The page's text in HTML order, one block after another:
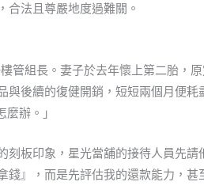
合法且尊嚴地度過難關。
組長。妻子於去年懷上第二胎，
後續的復健開銷，短短兩個月便
辦。」
板印象，星光當舖的接待人員先請
』，而是先評估我的還款能力，